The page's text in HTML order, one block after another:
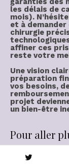
les délais de
mois).
et à
chirurgie
affiner ces
reste votre
Une vision
préparation
vos besoins,
projet
un bien-être
Pour aller
Ameli.fr –